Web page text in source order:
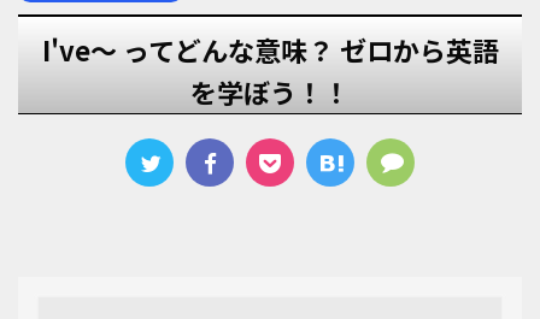
I've～ ってどんな意味？ ゼロから英語
を学ぼう！！